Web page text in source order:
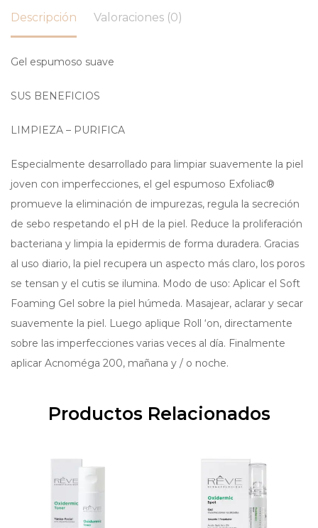
Descripción Valoraciones (0)
Gel espumoso suave
SUS BENEFICIOS
LIMPIEZA – PURIFICA
Especialmente desarrollado para limpiar suavemente la piel
joven con imperfecciones, el gel espumoso Exfoliac®
promueve la eliminación de impurezas, regula la secreción
de sebo respetando el pH de la piel. Reduce la proliferación
bacteriana y limpia la epidermis de forma duradera. Gracias
al uso diario, la piel recupera un aspecto más claro, los poros
se tensan y el cutis se ilumina. Modo de uso: Aplicar el Soft
Foaming Gel sobre la piel húmeda. Masajear, aclarar y secar
suavemente la piel. Luego aplique Roll ‘on, directamente
sobre las imperfecciones varias veces al día. Finalmente
aplicar Acnoméga 200, mañana y / o noche.
Productos Relacionados